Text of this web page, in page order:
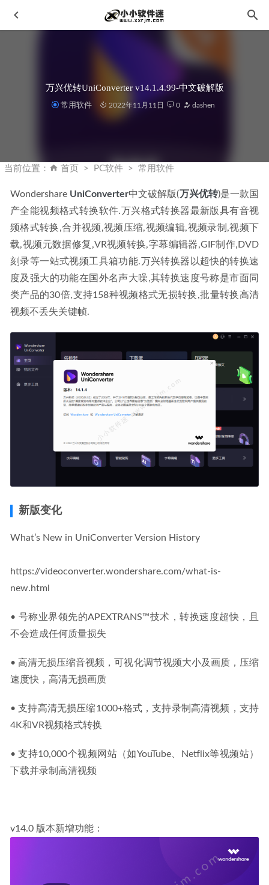
万兴优转UniConverter v14.1.4.99-中文破解版
常用软件 2022年11月11日 0 dashen
当前位置： 首页 PC软件 常用软件
Wondershare UniConverter中文破解版( 万兴优转)是一款国
产全能视频格式转换软件.万兴格式转换器最新版具有音视
频格式转换,合并视频,视频压缩,视频编辑,视频录制,视频下
载,视频元数据修复,VR视频转换,字幕编辑器,GIF制作,DVD
刻录等一站式视频工具箱功能.万兴转换器以超快的转换速
度及强大的功能在国外名声大噪,其转换速度号称是市面同
类产品的30倍,支持158种视频格式无损转换,批量转换高清
视频不丢失关键帧.
新版变化
What’s New in UniConverter Version History
https://videoconverter.wondershare.com/what-is-
new.html
• 号称业界领先的APEXTRANS™技术，转换速度超快，且
不会造成任何质量损失
• 高清无损压缩音视频，可视化调节视频大小及画质，压缩
速度快，高清无损画质
• 支持高清无损压缩1000+格式，支持录制高清视频，支持
4K和VR视频格式转换
• 支持10,000个视频网站（如YouTube、Netflix等视频站）
下载并录制高清视频
v14.0 版本新增功能：
IObit Uninstaller PRO v15.1.0.1 中文破解版 2024-06-21
CAD2015 32位/64位简体中文版下载地址和安装教程 2019-
11-08
万兴易修-Wondershare Repairit 5.5.10中文破解版-视频修复
软件 2024-06-17